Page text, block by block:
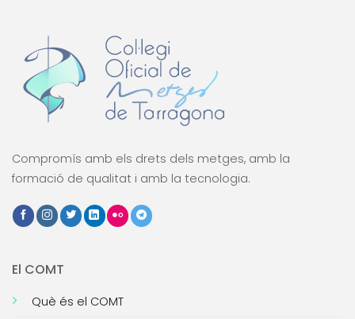
Compromís amb els drets dels metges, amb la
formació de qualitat i amb la tecnologia.
El COMT
Què és el COMT